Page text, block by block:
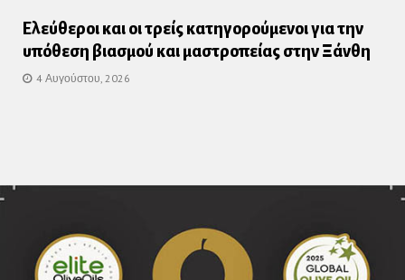
Ελεύθεροι και οι τρείς κατηγορούμενοι για την
υπόθεση βιασμού και μαστροπείας στην Ξάνθη
4 Αυγούστου, 2026